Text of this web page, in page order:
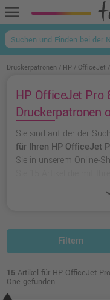
menu
Druckerpatronen HP OfficeJet
HP OfficeJet Pro
Druckerpatronen
Sie sind auf der der
für Ihren HP OfficeJet
Sie in unserem Online-
Filtern
15 Artikel für HP OfficeJet
One gefunden